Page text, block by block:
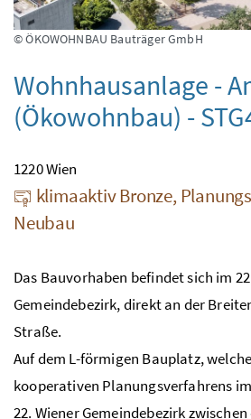
© ÖKOWOHNBAU Bauträger GmbH
Wohnhausanlage -
(Ökowohnbau) -
1220 Wien
klimaaktiv Bronze,
Neubau
Das Bauvorhaben befindet sich im
Gemeindebezirk, direkt an der
Straße.
Auf dem L-förmigen Bauplatz,
kooperativen Planungsverfahrens im
22. Wiener Gemeindebezirk